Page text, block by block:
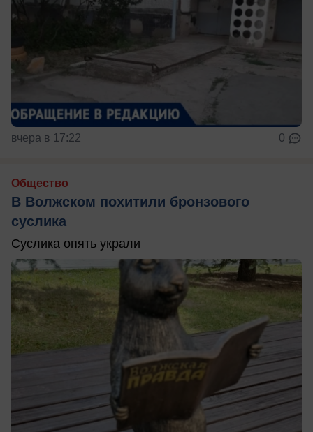
вчера в 17:22 0
Общество
В Волжском похитили бронзового
суслика
Суслика опять украли